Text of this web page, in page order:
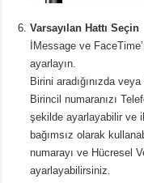
Varsayılan Hattı Seçin
İMessage ve
ayarlayın.
Birini aradığınızda
Birincil numaranızı
şekilde ayarlayabilir ve
bağımsız olarak
numarayı ve Hücresel
ayarlayabilirsiniz.